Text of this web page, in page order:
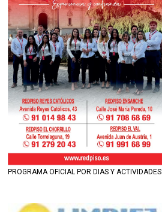
PROGRAMA OFICIAL POR DIAS Y ACTIVIDADES